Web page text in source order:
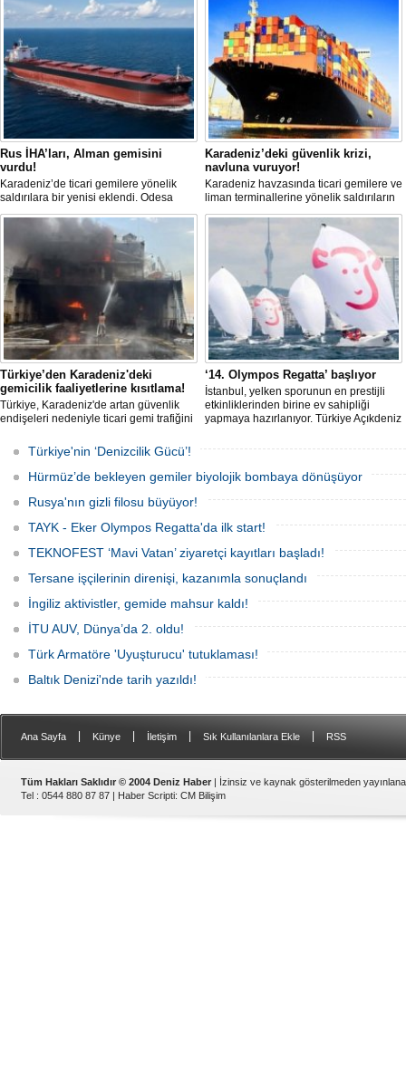
Rus İHA’ları, Alman gemisini
vurdu!
Karadeniz’de ticari gemilere yönelik
saldırılara bir yenisi eklendi. Odesa
açıklarında birden fazla İHA’nın hedef
aldığı Alman işletmesindeki Emil
gemisinde yangın çıktı; teknik sistemler
durunca mürettebat tahliye edildi.
Karadeniz’deki güvenlik krizi,
navluna vuruyor!
Karadeniz havzasında ticari gemilere ve
liman terminallerine yönelik saldırıların
artması küresel emtia taşımacılığını
sekteye uğrattı. Risk artışıyla birlikte
ortalama petrol tankeri maliyetleri 300
bin doları aşarken, savaş sigortası
primleri iki katına çıkarak navlun
fiyatlarında yüzde 50’yi geçen
yükselişleri beraberinde getirdi.
Türkiye’den Karadeniz'deki
gemicilik faaliyetlerine kısıtlama!
Türkiye, Karadeniz'de artan güvenlik
endişeleri nedeniyle ticari gemi trafiğini
bölgedeki gıda güvenliğini tehdit ediyor.
‘14. Olympos Regatta’ başlıyor
İstanbul, yelken sporunun en prestijli
etkinliklerinden birine ev sahipliği
yapmaya hazırlanıyor. Türkiye Açıkdeniz
Federasyonu ve Eker Süt Ürünleri iş
TAYK - Eker Olympos Regatta, 7
Ağustos'ta start alacak ve 16 Ağustos'a
kadar deniz tutkunlarını bir araya
Türkiye'nin ‘Denizcilik Gücü’!
Hürmüz’de bekleyen gemiler biyolojik bombaya dönüşüyor
Rusya'nın gizli filosu büyüyor!
TAYK - Eker Olympos Regatta'da ilk start!
TEKNOFEST ‘Mavi Vatan’ ziyaretçi kayıtları başladı!
Tersane işçilerinin direnişi, kazanımla sonuçlandı
İngiliz aktivistler, gemide mahsur kaldı!
İTU AUV, Dünya’da 2. oldu!
Türk Armatöre 'Uyuşturucu' tutuklaması!
Baltık Denizi'nde tarih yazıldı!
Ana Sayfa Künye İletişim Sık Kullanılanlara Ekle RSS
Tüm Hakları Saklıdır © 2004 Deniz Haber | İzinsiz ve kaynak gösterilmeden
Tel : 0544 880 87 87 | Haber Scripti: CM Bilişim